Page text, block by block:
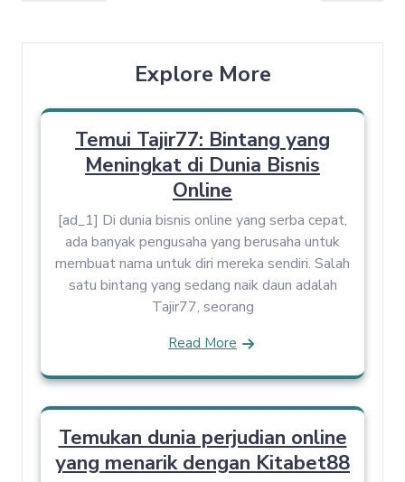
Explore More
Temui Tajir77: Bintang yang
Meningkat di Dunia Bisnis
Online
[ad_1] Di dunia bisnis online yang serba cepat,
ada banyak pengusaha yang berusaha untuk
membuat nama untuk diri mereka sendiri. Salah
satu bintang yang sedang naik daun adalah
Tajir77, seorang
Read More
Temukan dunia perjudian online
yang menarik dengan Kitabet88